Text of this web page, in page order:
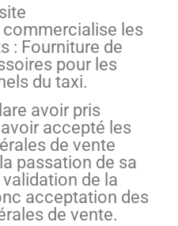
commercialise les
: Fourniture de
pour les
du taxi.
avoir pris
accepté les
de vente
passation de sa
de la
acceptation des
de vente.